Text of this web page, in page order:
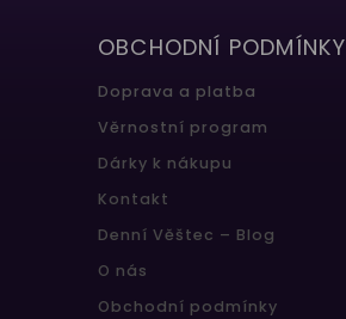
OBCHODNÍ PODMÍNKY
Doprava a platba
Věrnostní program
Dárky k nákupu
Kontakt
Denní Věštec – Blog
O nás
Obchodní podmínky